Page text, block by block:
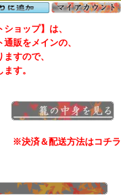
ョップ】は、
販をメインの、
すので、
す。
※決済＆配送方法はコチラ